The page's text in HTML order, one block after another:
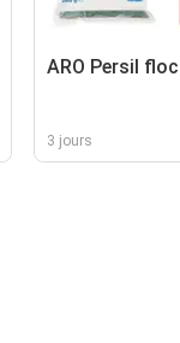
ARO Persil
3 jours